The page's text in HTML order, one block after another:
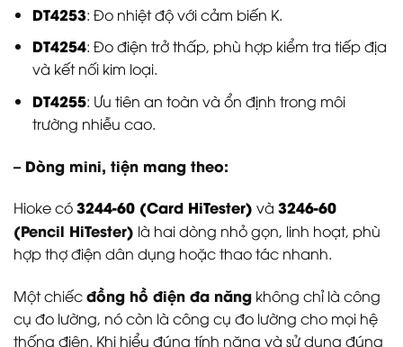
DT4253: Đo nhiệt độ với cảm biến K.
DT4254: Đo điện trở thấp, phù hợp kiểm tra tiếp địa
và kết nối kim loại.
DT4255: Ưu tiên an toàn và ổn định trong môi
trường nhiễu cao.
– Dòng mini, tiện mang theo:
Hioke có3244-60 (Card HiTester) và 3246-60
(Pencil HiTester) là hai dòng nhỏ gọn, linh hoạt, phù
hợp thợ điện dân dụng hoặc thao tác nhanh.
Một chiếcđồng hồ điện đa năng không chỉ là công
cụ đo lường, nó còn là công cụ đo lường cho mọi hệ
thống điện. Khi hiểu đúng tính năng và sử dụng đúng